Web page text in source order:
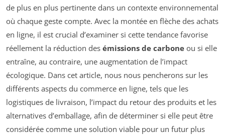
de plus en plus pertinente dans un contexte environnemental
où chaque geste compte. Avec la montée en flèche des achats
en ligne, il est crucial d’examiner si cette tendance favorise
réellement la réduction des émissions de carbone ou si elle
entraîne, au contraire, une augmentation de l’impact
écologique. Dans cet article, nous nous pencherons sur les
différents aspects du commerce en ligne, tels que les
logistiques de livraison, l’impact du retour des produits et les
alternatives d’emballage, afin de déterminer si elle peut être
considérée comme une solution viable pour un futur plus